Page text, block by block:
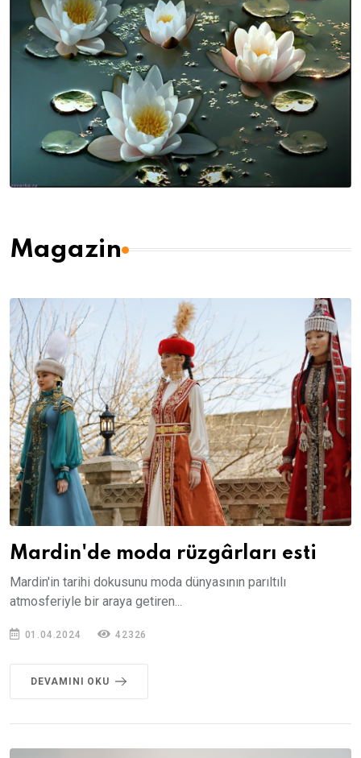
Magazin
Mardin'de moda rüzgârları esti
Mardin'in tarihi dokusunu moda dünyasının parıltılı
atmosferiyle bir araya getiren...
01.04.2024 42326
DEVAMINI OKU